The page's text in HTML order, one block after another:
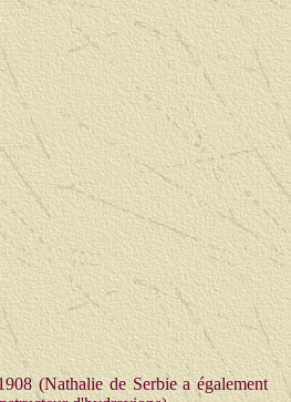
(Nathalie de Serbie a également